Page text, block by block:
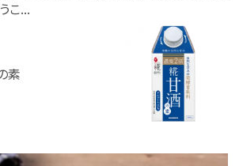
こ...
素